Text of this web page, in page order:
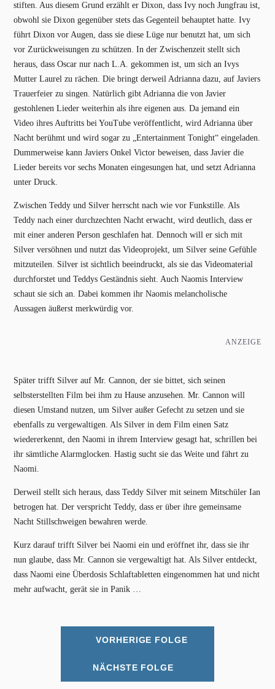
stiften. Aus diesem Grund erzählt er Dixon, dass Ivy noch Jungfrau ist,
obwohl sie Dixon gegenüber stets das Gegenteil behauptet hatte. Ivy
führt Dixon vor Augen, dass sie diese Lüge nur benutzt hat, um sich
vor Zurückweisungen zu schützen. In der Zwischenzeit stellt sich
heraus, dass Oscar nur nach L.A. gekommen ist, um sich an Ivys
Mutter Laurel zu rächen. Die bringt derweil Adrianna dazu, auf Javiers
Trauerfeier zu singen. Natürlich gibt Adrianna die von Javier
gestohlenen Lieder weiterhin als ihre eigenen aus. Da jemand ein
Video ihres Auftritts bei YouTube veröffentlicht, wird Adrianna über
Nacht berühmt und wird sogar zu „Entertainment Tonight“ eingeladen.
Dummerweise kann Javiers Onkel Victor beweisen, dass Javier die
Lieder bereits vor sechs Monaten eingesungen hat, und setzt Adrianna
unter Druck.
Zwischen Teddy und Silver herrscht nach wie vor Funkstille. Als
Teddy nach einer durchzechten Nacht erwacht, wird deutlich, dass er
mit einer anderen Person geschlafen hat. Dennoch will er sich mit
Silver versöhnen und nutzt das Videoprojekt, um Silver seine Gefühle
mitzuteilen. Silver ist sichtlich beeindruckt, als sie das Videomaterial
durchforstet und Teddys Geständnis sieht. Auch Naomis Interview
schaut sie sich an. Dabei kommen ihr Naomis melancholische
Aussagen äußerst merkwürdig vor.
ANZEIGE
Später trifft Silver auf Mr. Cannon, der sie bittet, sich seinen
selbsterstellten Film bei ihm zu Hause anzusehen. Mr. Cannon will
diesen Umstand nutzen, um Silver außer Gefecht zu setzen und sie
ebenfalls zu vergewaltigen. Als Silver in dem Film einen Satz
wiedererkennt, den Naomi in ihrem Interview gesagt hat, schrillen bei
ihr sämtliche Alarmglocken. Hastig sucht sie das Weite und fährt zu
Naomi.
Derweil stellt sich heraus, dass Teddy Silver mit seinem Mitschüler Ian
betrogen hat. Der verspricht Teddy, dass er über ihre gemeinsame
Nacht Stillschweigen bewahren werde.
Kurz darauf trifft Silver bei Naomi ein und eröffnet ihr, dass sie ihr
nun glaube, dass Mr. Cannon sie vergewaltigt hat. Als Silver entdeckt,
dass Naomi eine Überdosis Schlaftabletten eingenommen hat und nicht
mehr aufwacht, gerät sie in Panik …
VORHERIGE FOLGE
NÄCHSTE FOLGE